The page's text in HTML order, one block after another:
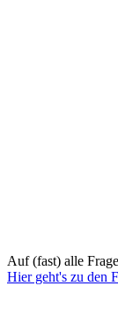
Auf (fast) alle
Hier geht's zu den